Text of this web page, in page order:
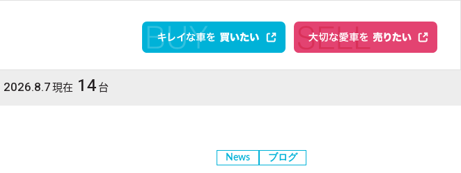
2026.8.7現在 14台
News ブログ